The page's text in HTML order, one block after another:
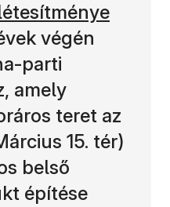
végén
parti
amely
teret az
15. tér)
belső
építése